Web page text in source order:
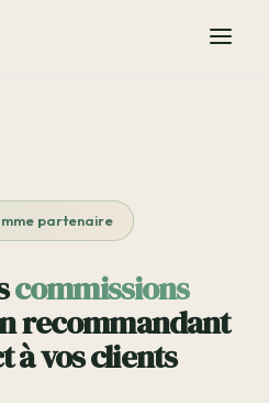
partenaire
commissions
recommandant
à vos clients